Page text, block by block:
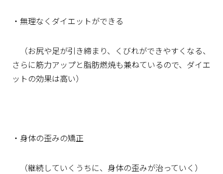
・無理なくダイエットができる
（お尻や足が引き締まり、くびれができやすくなる、
さらに筋力アップと脂肪燃焼も兼ねているので、ダイエ
ットの効果は高い）
・身体の歪みの矯正
（継続していくうちに、身体の歪みが治っていく）